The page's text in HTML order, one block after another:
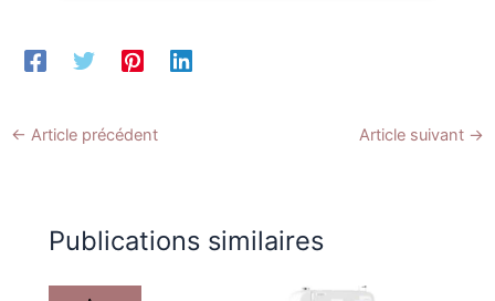
de qualité stricts et un savoir-faire d’exception
← Article précédent Article suivant →
Publications similaires